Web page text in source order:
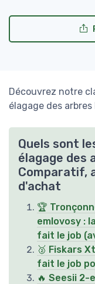
Découvrez notre
élagage des
Quels sont
élagage des
Comparatif,
d'achat
🏆
emlovosy :
fait le job
🥈 Fiskars
fait le job
🔥 Seesii